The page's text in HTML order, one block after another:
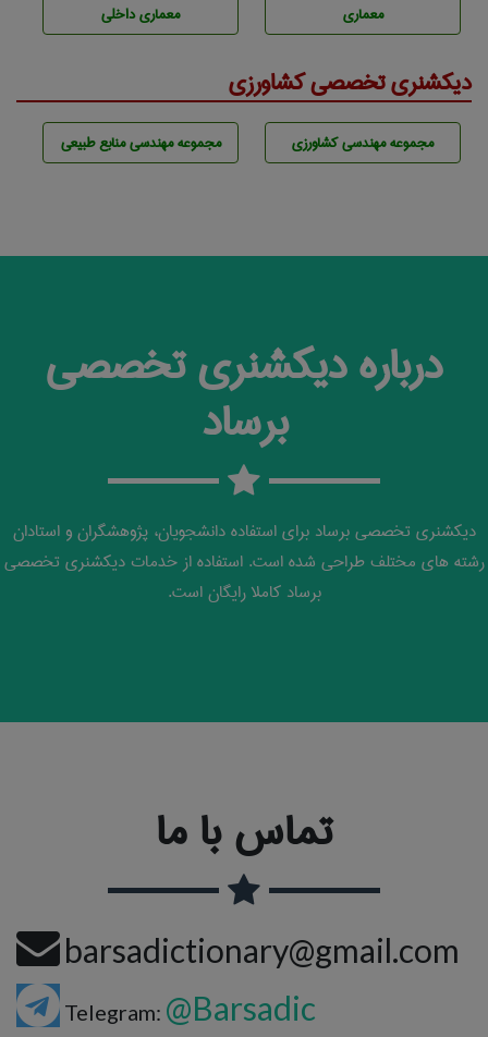
معماری معماری داخلی
دیکشنری تخصصی کشاورزی
مجموعه مهندسی كشاورزی مجموعه مهندسی منابع طبيعی
درباره دیکشنری تخصصی
برساد
دیکشنری تخصصی برساد برای استفاده دانشجویان، پژوهشگران و استادان
رشته های مختلف طراحی شده است. استفاده از خدمات دیکشنری تخصصی
برساد کاملا رایگان است.
تماس با ما
barsadictionary@gmail.com
Telegram: @Barsadic